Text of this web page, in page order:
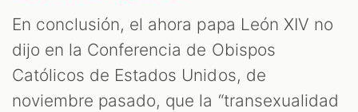
En conclusión, el ahora papa León XIV no
dijo en la Conferencia de Obispos
Católicos de Estados Unidos, de
noviembre pasado, que la “transexualidad